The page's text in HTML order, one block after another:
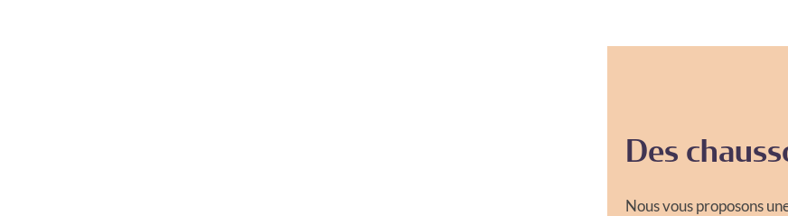
Des
Nous vous proposons